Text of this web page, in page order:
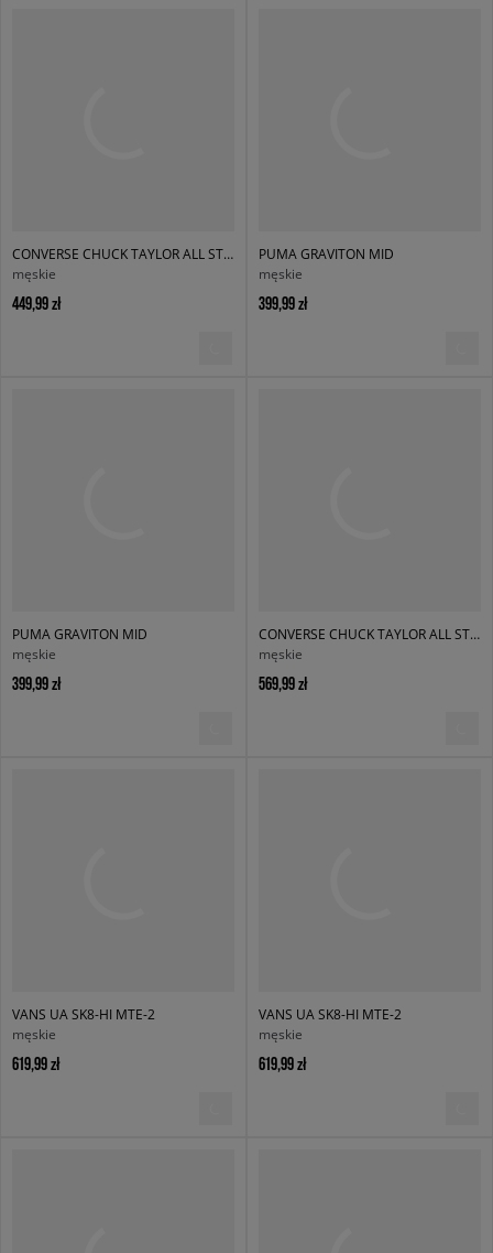
CONVERSE CHUCK TAYLOR ALL STAR BERKSHIRE BOOT
męskie
449,99 zł
PUMA GRAVITON MID
męskie
399,99 zł
PUMA GRAVITON MID
męskie
399,99 zł
CONVERSE CHUCK TAYLOR ALL STAR CITY TREK WP
męskie
569,99 zł
VANS UA SK8-HI MTE-2
męskie
619,99 zł
VANS UA SK8-HI MTE-2
męskie
619,99 zł